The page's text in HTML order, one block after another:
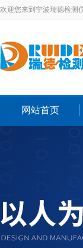
欢迎您来到宁波瑞德检测
网站首页